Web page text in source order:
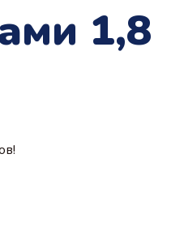
1,8